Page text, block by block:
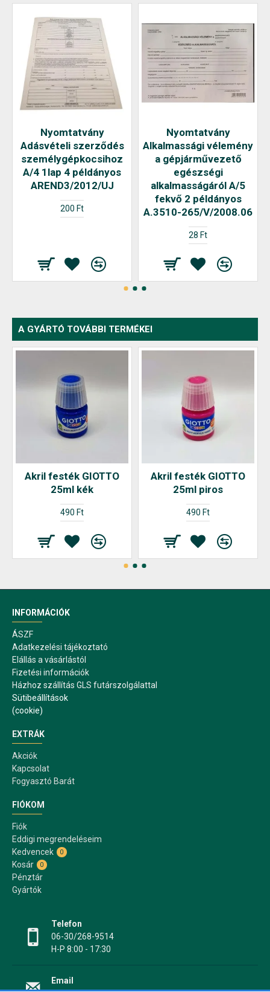
Nyomtatvány
Adásvételi szerződés
személygépkocsihoz
A/4 1lap 4 példányos
AREND3/2012/UJ
200 Ft
Nyomtatvány
Alkalmassági vélemény
a gépjárművezető
egészségi
alkalmasságáról A/5
fekvő 2 példányos
A.3510-265/V/2008.06
28 Ft
A GYÁRTÓ TOVÁBBI TERMÉKEI
Akril festék GIOTTO
25ml kék
490 Ft
Akril festék GIOTTO
25ml piros
490 Ft
INFORMÁCIÓK
ÁSZF
Adatkezelési tájékoztató
Elállás a vásárlástól
Fizetési információk
Házhoz szállítás GLS futárszolgálattal
Sütibeállítások
(cookie)
EXTRÁK
Akciók
Kapcsolat
Fogyasztó Barát
FIÓKOM
Fiók
Eddigi megrendeléseim
Kedvencek
0
Kosár 0
Pénztár
Gyártók
Telefon
06-30/268-9514
H-P 8:00 - 17:30
Email